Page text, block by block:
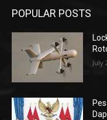
POPULAR POSTS
July